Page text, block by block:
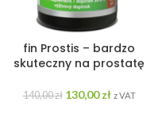
fin Prostis – bardzo
skuteczny na prostatę
140,00zł 130,00zł z VAT